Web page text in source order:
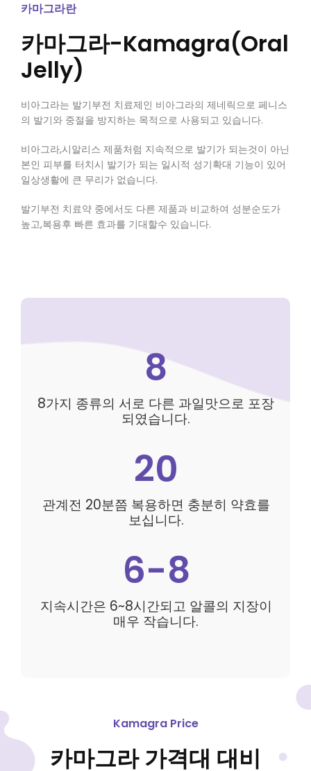
카마그라란
카마그라-Kamagra(Oral
Jelly)
비아그라는 발기부전 치료제인 비아그라의 제네릭으로 페니스
의 발기와 중절을 방지하는 목적으로 사용되고 있습니다.
비아그라,시알리스 제품처럼 지속적으로 발기가 되는것이 아닌
본인 피부를 터치시 발기가 되는 일시적 성기확대 기능이 있어
일상생활에 큰 무리가 없습니다.
발기부전 치료약 중에서도 다른 제품과 비교하여 성분순도가
높고,복용후 빠른 효과를 기대할수 있습니다.
8
8가지 종류의 서로 다른 과일맛으로 포장
되였습니다.
20
관계전 20분쯤 복용하면 충분히 약효를
보십니다.
6-8
지속시간은 6~8시간되고 알콜의 지장이
매우 작습니다.
Kamagra Price
카마그라 가격대 대비